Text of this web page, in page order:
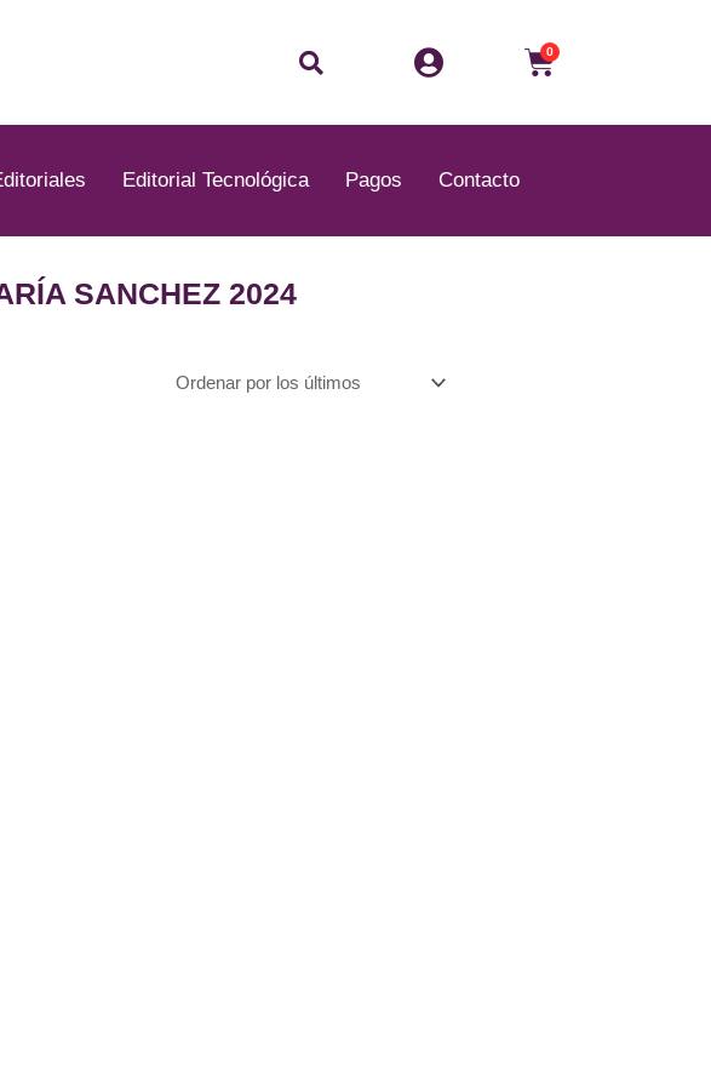
Buscar 0
Carrito
Editorial Tecnológica Pagos Contacto
SANCHEZ 2024